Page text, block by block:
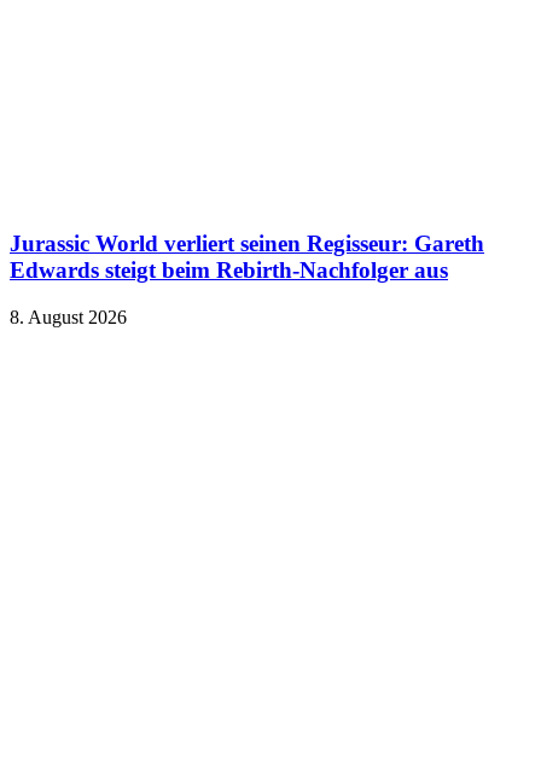
Jurassic World verliert seinen Regisseur: Gareth
Edwards steigt beim Rebirth-Nachfolger aus
8. August 2026